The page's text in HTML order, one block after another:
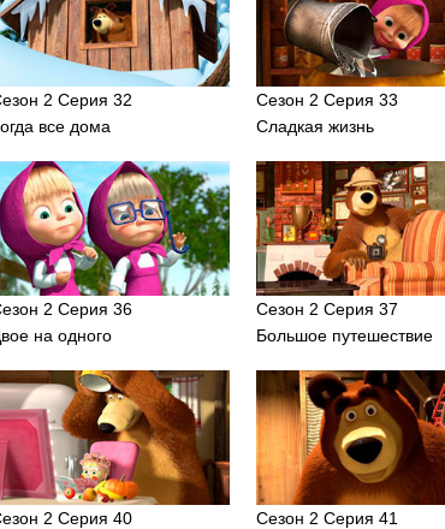
2 Серия 32
все дома
Сезон 2 Серия 33
Сладкая жизнь
2 Серия 36
на одного
Сезон 2 Серия 37
Большое путешествие
2 Серия 40
Сезон 2 Серия 41